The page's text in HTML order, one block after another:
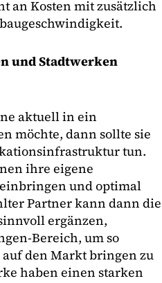
an Kosten mit zusätzlich
und Stadtwerken
aktuell in ein
möchte, dann sollte sie
tun.
ihre eigene
und optimal
Partner kann dann die
ergänzen,
Bereich, um so
den Markt bringen zu
haben einen starken